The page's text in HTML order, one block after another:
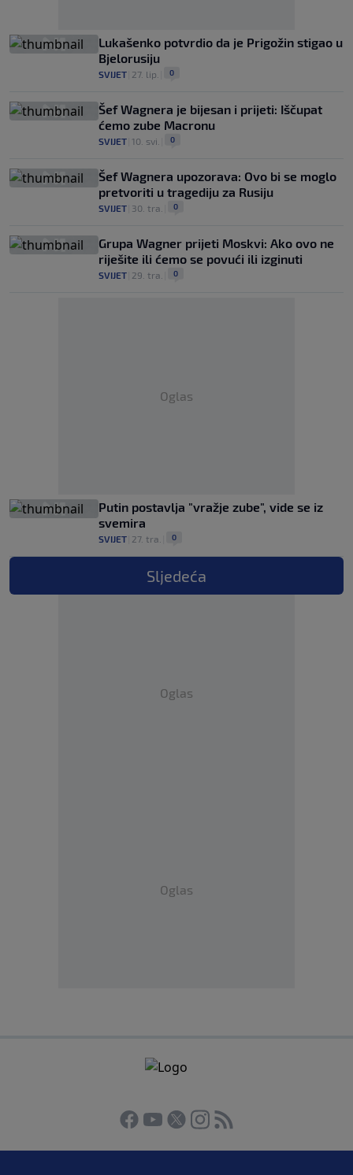
Lukašenko potvrdio da je Prigožin stigao u
Bjelorusiju
SVIJET 27. lip. 0
Šef Wagnera je bijesan i prijeti: Iščupat
ćemo zube Macronu
SVIJET 10. svi. 0
Šef Wagnera upozorava: Ovo bi se moglo
pretvoriti u tragediju za Rusiju
SVIJET 30. tra. 0
Grupa Wagner prijeti Moskvi: Ako ovo ne
riješite ili ćemo se povući ili izginuti
SVIJET 29. tra. 0
Oglas
Putin postavlja "vražje zube", vide se iz
svemira
SVIJET 27. tra. 0
Sljedeća
Oglas
Oglas